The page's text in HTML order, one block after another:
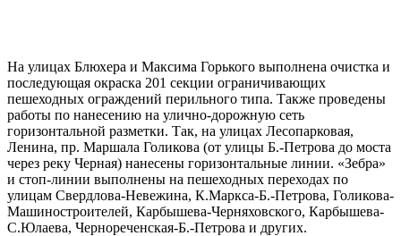
На улицах Блюхера и Максима Горького выполнена очистка и
последующая окраска 201 секции ограничивающих
пешеходных ограждений перильного типа. Также проведены
работы по нанесению на улично-дорожную сеть
горизонтальной разметки. Так, на улицах Лесопарковая,
Ленина, пр. Маршала Голикова (от улицы Б.-Петрова до моста
через реку Черная) нанесены горизонтальные линии. «Зебра»
и стоп-линии выполнены на пешеходных переходах по
улицам Свердлова-Невежина, К.Маркса-Б.-Петрова, Голикова-
Машиностроителей, Карбышева-Черняховского, Карбышева-
С.Юлаева, Чернореченская-Б.-Петрова и других.